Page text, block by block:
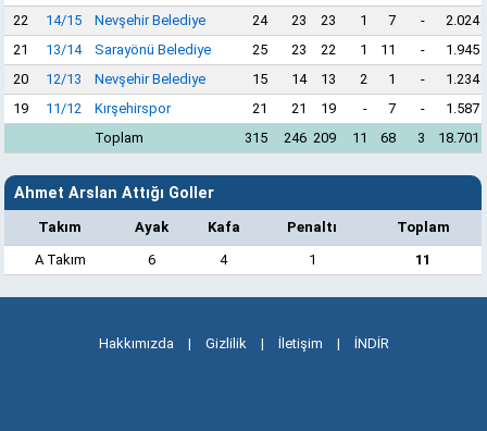
22
14/15 Nevşehir Belediye 24 23 23 1 7 -
2.024
21
13/14 Sarayönü Belediye 25 23 22 1 11 -
1.945
20
12/13 Nevşehir Belediye 15 14 13 2 1 -
1.234
19
11/12 Kırşehirspor 21 21 19 - 7 -
1.587
Toplam
315 246 209 11 68 3 18.701
Ahmet Arslan Attığı Goller
Takım Ayak Kafa Penaltı
Toplam
A Takım
6 4 1 11
Hakkımızda | Gizlilik | İletişim | İNDİR